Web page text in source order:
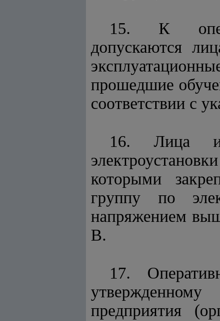
15. К
допускаются
прошедшие
соответствии с
16. Лица из
которыми
группу по
напряжением
В.
17.
предприятия